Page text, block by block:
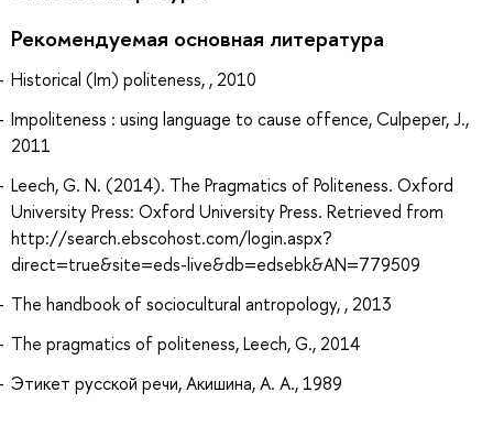
Рекомендуемая основная литература
Historical (Im) politeness, , 2010
Impoliteness : using language to cause offence, Culpeper, J.,
2011
Leech, G. N. (2014). The Pragmatics of Politeness. Oxford
University Press: Oxford University Press. Retrieved from
http://search.ebscohost.com/login.aspx?
direct=true&site=eds-live&db=edsebk&AN=779509
The handbook of sociocultural antropology, , 2013
The pragmatics of politeness, Leech, G., 2014
Этикет русской речи, Акишина, А. А., 1989